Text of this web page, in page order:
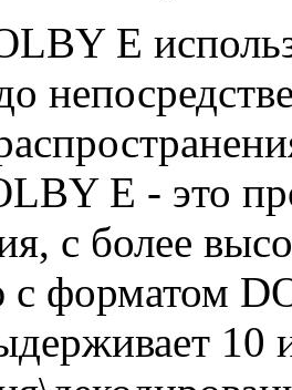
E
E - это
с более
с форматом
10